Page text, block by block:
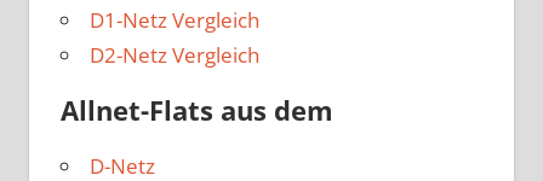
D1-Netz Vergleich
D2-Netz Vergleich
Allnet-Flats aus dem
D-Netz